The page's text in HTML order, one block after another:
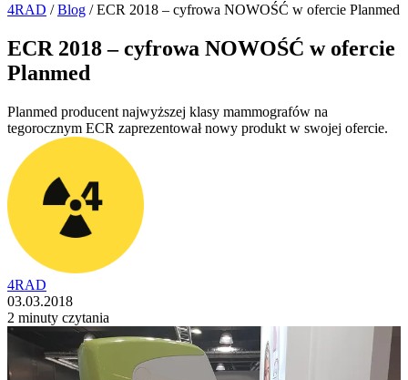
4RAD /Blog /ECR 2018 – cyfrowa NOWOŚĆ w ofercie Planmed
ECR 2018 – cyfrowa NOWOŚĆ w ofercie
Planmed
Planmed producent najwyższej klasy mammografów na
tegorocznym ECR zaprezentował nowy produkt w swojej ofercie.
4RAD
03.03.2018
2 minuty czytania